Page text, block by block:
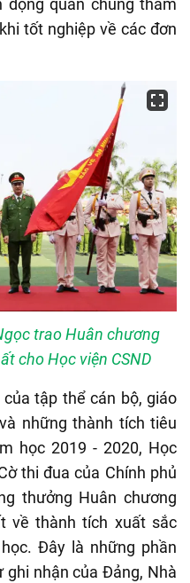
quần chúng tham
tốt nghiệp về các đơn
trao Huân chương
cho Học viện CSND
tập thể cán bộ, giáo
những thành tích tiêu
học 2019 - 2020, Học
thi đua của Chính phủ
thưởng Huân chương
về thành tích xuất sắc
Đây là những phần
ghi nhận của Đảng, Nhà